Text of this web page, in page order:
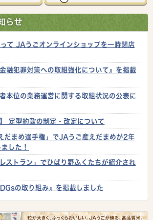
らせ
て JAうごオンラインショップを一時閉店
金融犯罪対策への取組強化について』を掲載
本位の業務運営に関する取組状況の公表に
】 定型約款の制定・改定について
だまめ選手権」でJAうご産えだまめが2年
した！
ストラン」でひばり野ふくたちが紹介され
の取り組み』を掲載しました